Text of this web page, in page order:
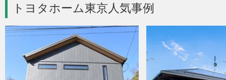
トヨタホーム東京人気事例